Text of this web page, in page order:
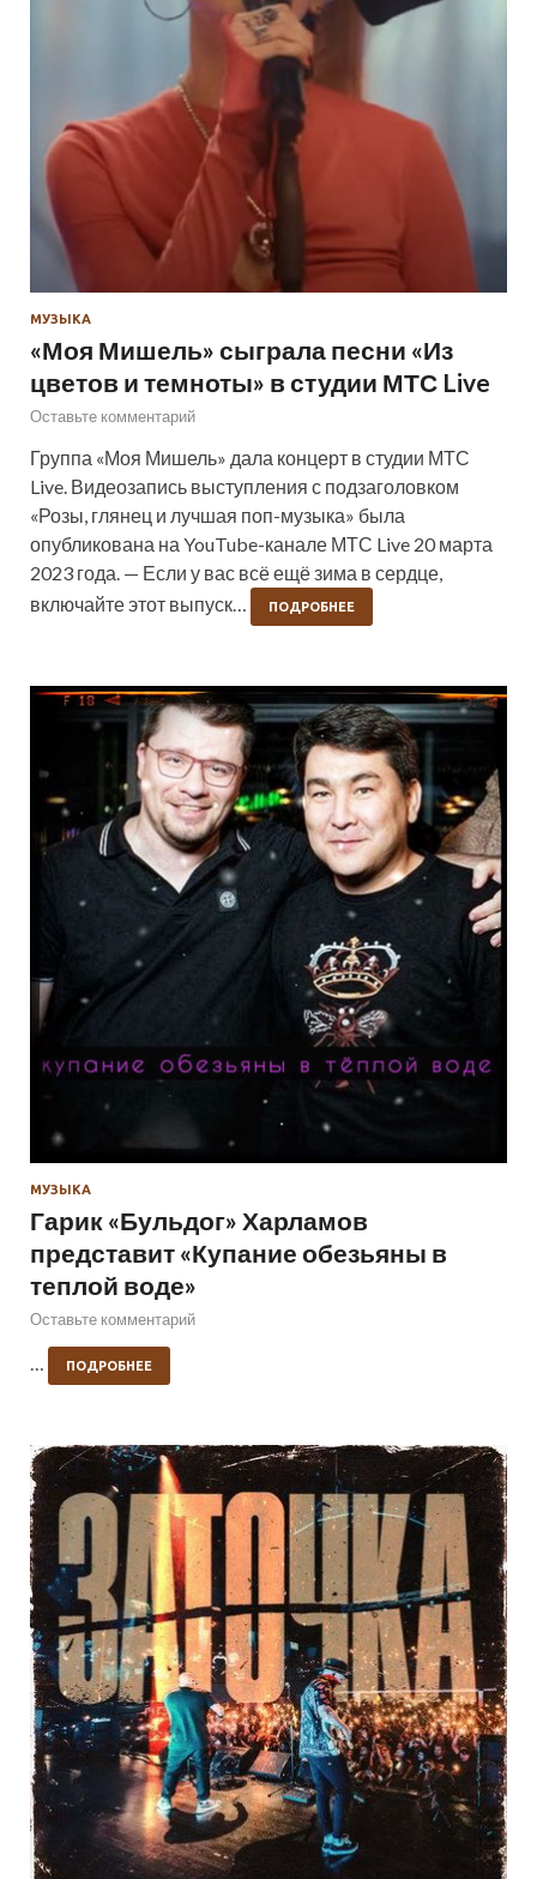
МУЗЫКА
«Моя Мишель» сыграла песни «Из
цветов и темноты» в студии МТС Live
Оставьте комментарий
Группа «Моя Мишель» дала концерт в студии МТС
Live. Видеозапись выступления с подзаголовком
«Розы, глянец и лучшая поп-музыка» была
опубликована на YouTube-канале МТС Live 20 марта
2023 года. — Если у вас всё ещё зима в сердце,
включайте этот выпуск…
ПОДРОБНЕЕ
МУЗЫКА
Гарик «Бульдог» Харламов
представит «Купание обезьяны в
теплой воде»
Оставьте комментарий
ПОДРОБНЕЕ